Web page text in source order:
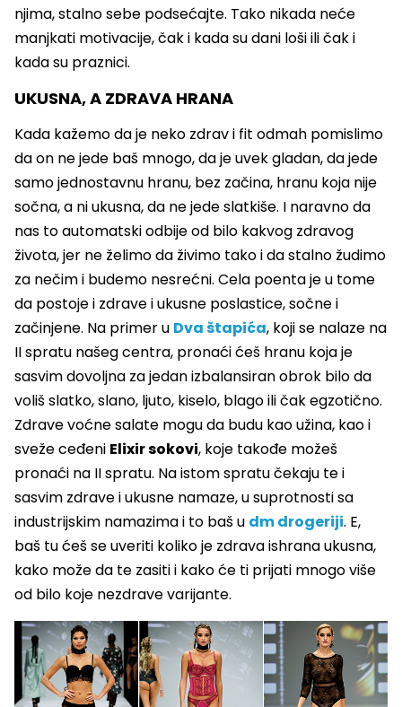
njima, stalno sebe podsećajte. Tako nikada neće
manjkati motivacije, čak i kada su dani loši ili čak i
kada su praznici.
UKUSNA, A ZDRAVA HRANA
Kada kažemo da je neko zdrav i fit odmah pomislimo
da on ne jede baš mnogo, da je uvek gladan, da jede
samo jednostavnu hranu, bez začina, hranu koja nije
sočna, a ni ukusna, da ne jede slatkiše. I naravno da
nas to automatski odbije od bilo kakvog zdravog
života, jer ne želimo da živimo tako i da stalno žudimo
za nečim i budemo nesrećni. Cela poenta je u tome
da postoje i zdrave i ukusne poslastice, sočne i
začinjene. Na primer u Dva štapića, koji se nalaze na
II spratu našeg centra, pronaći ćeš hranu koja je
sasvim dovoljna za jedan izbalansiran obrok bilo da
voliš slatko, slano, ljuto, kiselo, blago ili čak egzotično.
Zdrave voćne salate mogu da budu kao užina, kao i
sveže ceđeni Elixir sokovi, koje takođe možeš
pronaći na II spratu. Na istom spratu čekaju te i
sasvim zdrave i ukusne namaze, u suprotnosti sa
industrijskim namazima i to baš u dm drogeriji. E,
baš tu ćeš se uveriti koliko je zdrava ishrana ukusna,
kako može da te zasiti i kako će ti prijati mnogo više
od bilo koje nezdrave varijante.